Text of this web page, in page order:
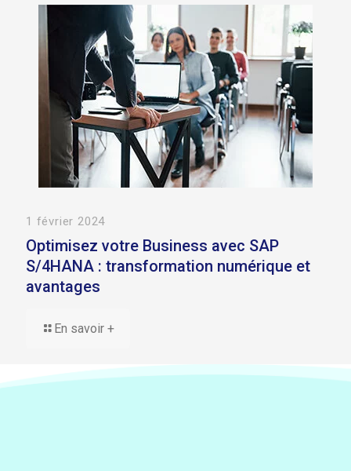
1 février 2024
Optimisez votre Business avec SAP
S/4HANA : transformation numérique et
avantages
En savoir +